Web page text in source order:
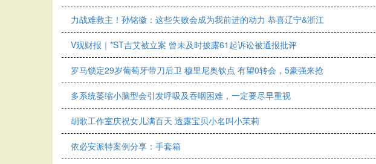
力战难救主！孙铭徽：这些失败会成为我前进的动力 恭喜辽宁&浙江
V观财报｜*ST吉艾被立案 曾未及时披露61起诉讼被通报批评
罗马锁定29岁葡萄牙带刀后卫 穆里尼奥钦点 有望0转会，5豪强来抢
多系统萎缩小脑型会引发呼吸及吞咽困难，一定要尽早重视
胡歌工作室庆祝女儿满百天 透露宝贝小名叫小茉莉
依必安派特案例分享：手套箱